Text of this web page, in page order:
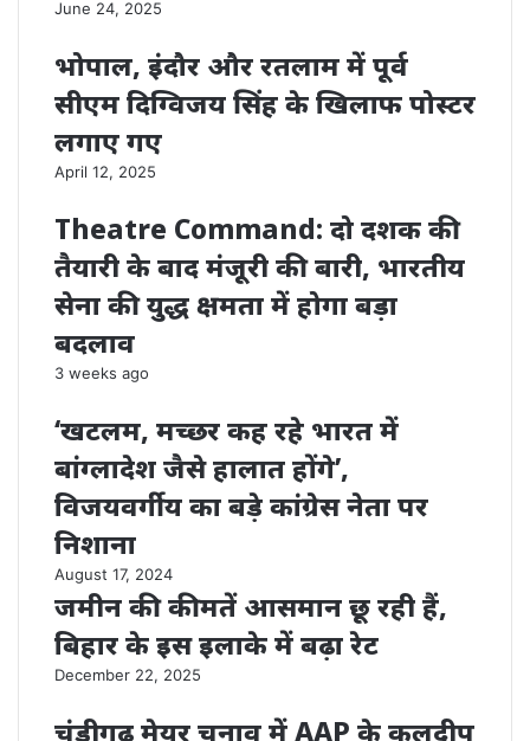
June 24, 2025
भोपाल, इंदौर और रतलाम में पूर्व
सीएम दिग्विजय सिंह के खिलाफ पोस्टर
लगाए गए
April 12, 2025
Theatre Command: दो दशक की
तैयारी के बाद मंजूरी की बारी, भारतीय
सेना की युद्ध क्षमता में होगा बड़ा
बदलाव
3 weeks ago
‘खटलम, मच्छर कह रहे भारत में
बांग्लादेश जैसे हालात होंगे’,
विजयवर्गीय का बड़े कांग्रेस नेता पर
निशाना
August 17, 2024
जमीन की कीमतें आसमान छू रही हैं,
बिहार के इस इलाके में बढ़ा रेट
December 22, 2025
चंडीगढ़ मेयर चुनाव में AAP के कुलदीप